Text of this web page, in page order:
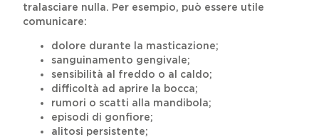
tralasciare nulla. Per esempio, può essere utile
comunicare:
dolore durante la masticazione;
sanguinamento gengivale;
sensibilità al freddo o al caldo;
difficoltà ad aprire la bocca;
rumori o scatti alla mandibola;
episodi di gonfiore;
alitosi persistente;